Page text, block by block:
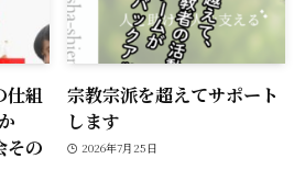
仕組
その
宗教宗派を超えてサポート
します
2026年7月25日